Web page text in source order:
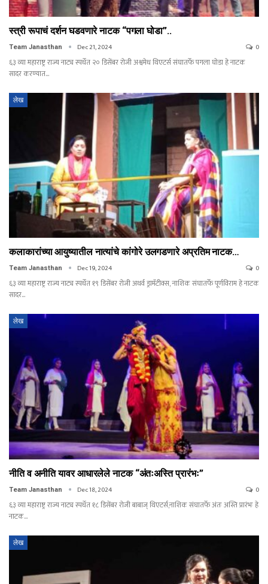
स्त्री रूपाचं दर्शन घडवणारे नाटक “पगला घोडा”..
Team Janasthan Dec 21, 2024 0
६३ व्या महाराष्ट्र राज्य नाट्य स्पर्धेत २० डिसेंबर रोजी अश्वमेध थिएटर्स संघातर्फे पगला घोडा हे नाटक
सादर करण्यात…
लेख
कलाकारांच्या आयुष्यातील नात्यांचे कांगोरे उलगडणारे अप्रतिम नाटक…
Team Janasthan Dec 19, 2024 0
६३ व्या महाराष्ट्र राज्य नाट्य स्पर्धेत १९ डिसेंबर रोजी अथर्व ड्रामॅटीक्स, नाशिक संघातर्फे पूर्णविराम हे नाटक
सादर…
लेख
नीति व अनीति यावर आधारलेले नाटक “अंतःअस्ति प्रारंभः”
Team Janasthan Dec 18, 2024 0
६३ व्या महाराष्ट्र राज्य नाट्य स्पर्धेत १८ डिसेंबर रोजी बाबाज् थिएटर्स,नाशिक संघातर्फे अंतः अस्ति प्रारंभः हे
नाटक…
लेख